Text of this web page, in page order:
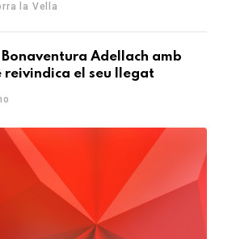
la Vella
Adellach amb
reivindica el seu llegat